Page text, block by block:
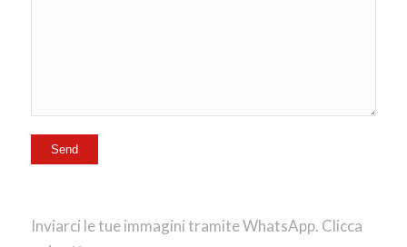
Inviarci le tue immagini tramite WhatsApp. Clicca